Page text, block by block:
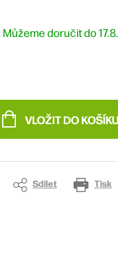
VLOŽIT DO KOŠÍKU
Tisk
Sdílet